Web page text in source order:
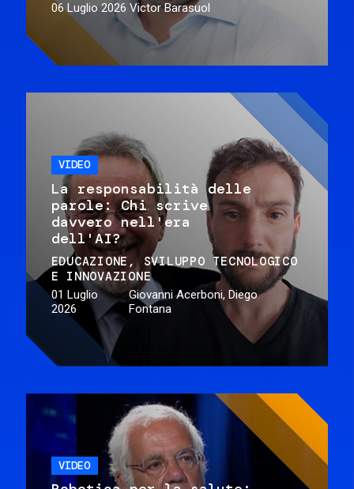
06 Luglio 2026 Victor Barasuol
VIDEO
La responsabilità delle
parole: Chi scrive
davvero nell'era
dell'AI?
EDUCAZIONE
SVILUPPO TECNOLOGICO
E INNOVAZIONE
01 Luglio
2026
Giovanni Acerboni, Diego
Fontana
VIDEO